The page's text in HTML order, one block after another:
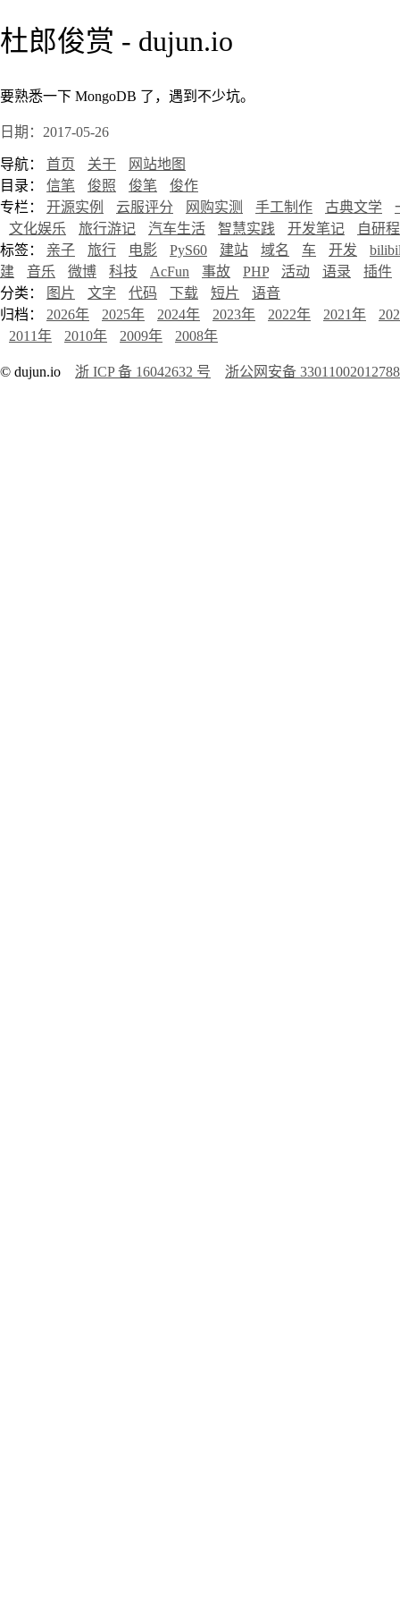
杜郎俊赏 - dujun.io
要熟悉一下 MongoDB 了，遇到不少坑。
日期：2017-05-26
导航： 首页 关于
网站地图
目录： 信笔 俊照 俊笔
俊作
专栏： 开源实例 云服评分 网购实测 手工制作 古典文学
文化娱乐
旅行游记 汽车生活 智慧实践 开发笔记
自研
标签： 亲子 旅行 电影 PyS60 建站 域名 车 开发
建
音乐 微博 科技 AcFun 事故 PHP 活动 语录
插件
分类：
图片 文字 代码 下载 短片
语音
归档： 2026年 2025年 2024年 2023年 2022年 2021年
2011年
2010年 2009年 2008年
© dujun.io 浙 ICP 备 16042632 号 浙公网安备